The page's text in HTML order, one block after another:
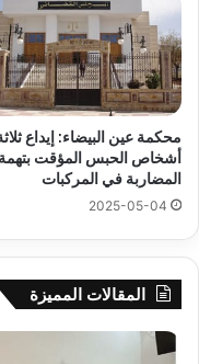
محكمة عين البيضاء: إيداع
أشخاص الحبس المؤقت بتهمة
المضاربة في المركبات
2025-05-04
المقالات المميزة
جيجل: